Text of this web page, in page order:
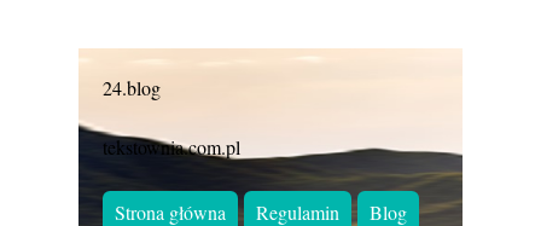
24.blog
tekstownia.com.pl
Strona główna Regulamin
Blog